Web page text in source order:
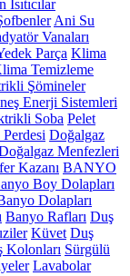
Isıtıcılar
Ani Su
Vanaları
Parça Klima
Temizleme
Şömineler
Enerji Sistemleri
Soba Pelet
Doğalgaz
Menfezleri
Kazanı BANYO
Boy Dolapları
Dolapları
Banyo Rafları Duş
Küvet Duş
Kolonları Sürgülü
Lavabolar